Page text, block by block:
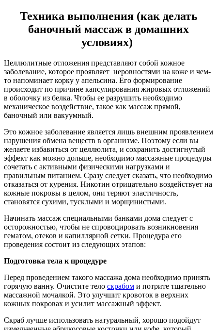
Техника выполнения (как делать
баночный массаж в домашних
условиях)
Целлюлитные отложения представляют собой кожное
заболевание, которое проявляет неровностями на коже и чем-
то напоминает корку у апельсина. Его формирование
происходит по причине капсулирования жировых отложений
в оболочку из белка. Чтобы ее разрушить необходимо
механическое воздействие, такое как массаж прямой,
баночный или вакуумный.
Это кожное заболевание является лишь внешним проявлением
нарушения обмена веществ в организме. Поэтому если вы
желаете избавиться от целлюлита, и сохранить достигнутый
эффект как можно дольше, необходимо массажные процедуры
сочетать с активными физическими нагрузками и
правильным питанием. Сразу следует сказать, что необходимо
отказаться от курения. Никотин отрицательно воздействует на
кожные покровы в целом, они теряют эластичность,
становятся сухими, тусклыми и морщинистыми.
Начинать массаж специальными банками дома следует с
осторожностью, чтобы не спровоцировать возникновения
гематом, отеков и капиллярной сетки. Процедура его
проведения состоит из следующих этапов:
Подготовка тела к процедуре
Перед проведением такого массажа дома необходимо принять
горячую ванну. Очистите тело скрабом и потрите тщательно
массажной мочалкой. Это улучшит кровоток в верхних
кожных покровах и усилит массажный эффект.
Скраб лучше использовать натуральный, хорошо подойдут